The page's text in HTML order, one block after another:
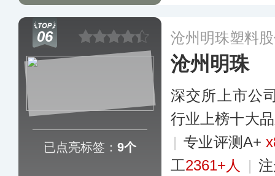
较为齐整的产品系
06
已点亮标签： 9个
沧州明珠塑料
沧州明珠
深交所上市公
行业上榜十大
| 专业评测A+
工2361+人 |